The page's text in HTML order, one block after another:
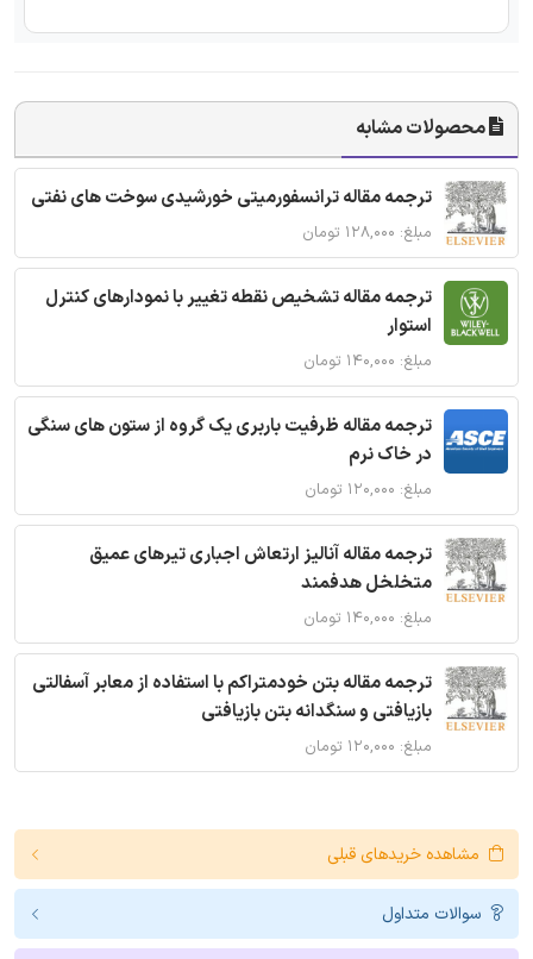
محصولات مشابه
ترجمه مقاله ترانسفورمیتی خورشیدی سوخت های نفتی
مبلغ: ۱۲۸,۰۰۰ تومان
ترجمه مقاله تشخیص نقطه تغییر با نمودارهای کنترل
استوار
مبلغ: ۱۴۰,۰۰۰ تومان
ترجمه مقاله ظرفیت باربری یک گروه از ستون های سنگی
در خاک نرم
مبلغ: ۱۲۰,۰۰۰ تومان
ترجمه مقاله آنالیز ارتعاش اجباری تیرهای عمیق
متخلخل هدفمند
مبلغ: ۱۴۰,۰۰۰ تومان
ترجمه مقاله بتن خودمتراکم با استفاده از معابر آسفالتی
بازیافتی و سنگدانه بتن بازیافتی
مبلغ: ۱۲۰,۰۰۰ تومان
مشاهده خریدهای قبلی
سوالات متداول